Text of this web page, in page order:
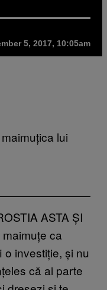
5, 2017, 10:05am
lui
ASTA ȘI
ca
investiție, și nu
că ai parte